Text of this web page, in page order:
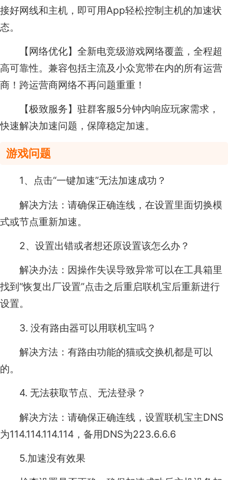
接好网线和主机，即可用App轻松控制主机的加速状
态。
【网络优化】全新电竞级游戏网络覆盖，全程超
高可靠性。兼容包括主流及小众宽带在内的所有运营
商！跨运营商网络不再问题重重！
【极致服务】驻群客服5分钟内响应玩家需求，
快速解决加速问题，保障稳定加速。
游戏问题
1、点击“一键加速”无法加速成功？
解决方法：请确保正确连线，在设置里面切换模
式或节点重新加速。
2、设置出错或者想还原设置该怎么办？
解决办法：因操作失误导致异常可以在工具箱里
找到“恢复出厂设置”点击之后重启联机宝后重新进行
设置。
3. 没有路由器可以用联机宝吗？
解决方法：有路由功能的猫或交换机都是可以
的。
4. 无法获取节点、无法登录？
解决方法：请确保正确连线，设置联机宝主DNS
为114.114.114.114，备用DNS为223.6.6.6
5.加速没有效果